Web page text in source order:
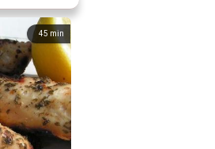
45 min